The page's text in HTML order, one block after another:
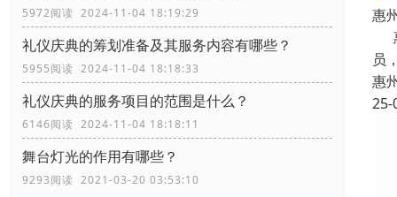
5972阅读 2024-11-04 18:19:29
礼仪庆典的筹划准备及其服务内容有哪些？
5955阅读 2024-11-04 18:18:33
礼仪庆典的服务项目的范围是什么？
6146阅读 2024-11-04 18:18:11
舞台灯光的作用有哪些？
9293阅读 2021-03-20 03:53:10
惠
员
惠
25-